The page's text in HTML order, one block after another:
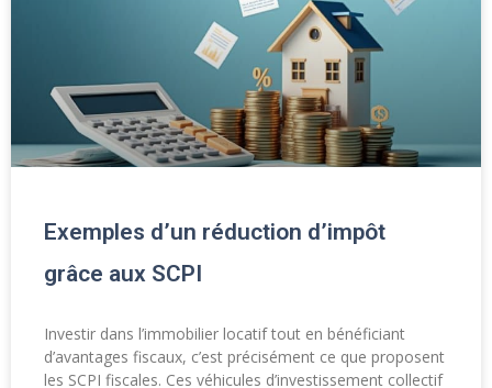
Exemples d’un réduction d’impôt
grâce aux SCPI
Investir dans l’immobilier locatif tout en bénéficiant
d’avantages fiscaux, c’est précisément ce que proposent
les SCPI fiscales. Ces véhicules d’investissement collectif